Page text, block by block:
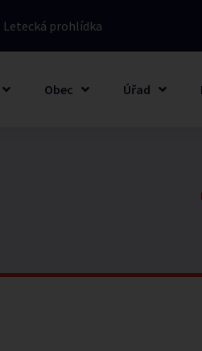
Letecká prohlídka
Obec Úřad